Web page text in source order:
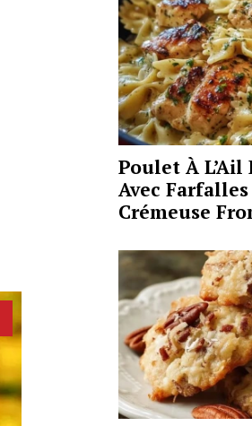
Poulet À
Avec Farfalles
Crémeuse